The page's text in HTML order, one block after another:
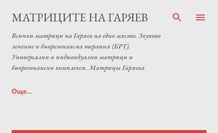
Пропускане към основното съдържание
МАТРИЦИТЕ НА ГАРЯЕВ
Всички матрици на Гаряев на едно място. Звуково
лечение и биорезонансна терапия (БРТ).
Универсални и индивидуални матрици и
биорезонансни комплекси. Матрицы Гаряева
Още…